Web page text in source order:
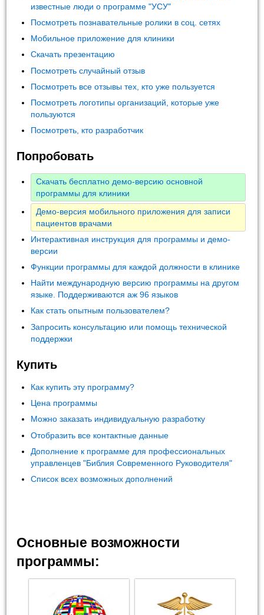
известные люди о программе "УСУ"
Посмотреть познавательные ролики в соц. сетях
Мобильное приложение для клиники
Скачать презентацию
Посмотреть случайный отзыв
Посмотреть все отзывы тех, кто уже пользуется
Посмотреть логотипы организаций, которые уже
пользуются
Посмотреть, кто разработчик
Попробовать
Скачать бесплатно демо-версию основной
программы для клиники
Демо-версия мобильного приложения для записи
пациентов врачами
Интерактивная инструкция для программы и демо-
версии
Функции программы для каждой должности в клинике
Найти международную версию программы на другом
языке. Поддерживаются аж 96 языков
Как стать опытным пользователем?
Запросить консультацию или помощь технической
поддержки
Купить
Как купить эту программу?
Цена программы
Можно заказать индивидуальную разработку
Отобразить все контактные данные
Дополнение к программе для профессиональных
управленцев "Библия Современного Руководителя"
Список всех возможных дополнений
Основные возможности
программы: